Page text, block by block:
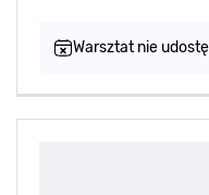
Warsztat nie